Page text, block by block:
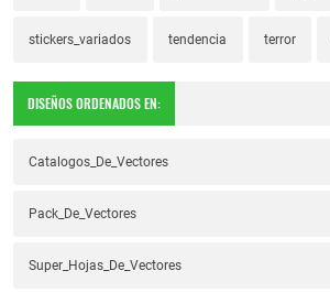
stickers_variados tendencia terror
DISEÑOS ORDENADOS EN:
Catalogos_De_Vectores
Pack_De_Vectores
Super_Hojas_De_Vectores